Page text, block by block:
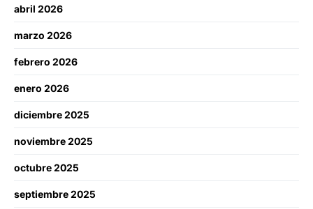
abril 2026
marzo 2026
febrero 2026
enero 2026
diciembre 2025
noviembre 2025
octubre 2025
septiembre 2025